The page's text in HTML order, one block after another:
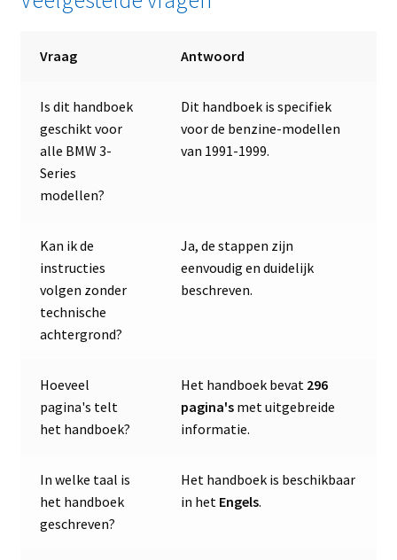
Vraag Antwoord
Is dit handboek
geschikt voor
alle BMW 3-
Series
modellen?
Dit handboek is specifiek
voor de benzine-modellen
van 1991-1999.
Kan ik de
instructies
volgen zonder
technische
achtergrond?
Ja, de stappen zijn
eenvoudig en duidelijk
beschreven.
Hoeveel
pagina's telt
het handboek?
Het handboek bevat 296
pagina's met uitgebreide
informatie.
In welke taal is
het handboek
geschreven?
Het handboek is beschikbaar
in het Engels.